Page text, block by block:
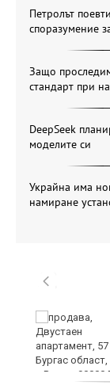
Петролът
споразумение
Защо
стандарт при
DeepSeek
моделите си
Украйна има
намиране